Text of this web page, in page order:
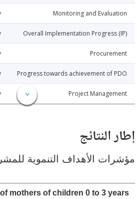
Monitoring and
Overall Implementation
Progress towards achievement of
Project
الأهداف التنموية للمشروع
50% of mothers of children 0 to 3